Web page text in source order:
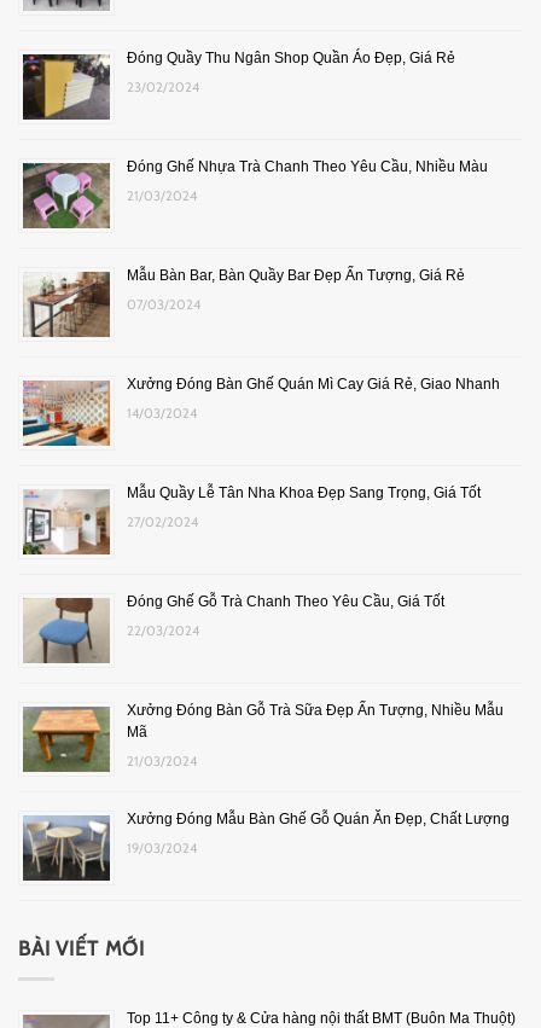
Đóng Quầy Thu Ngân Shop Quần Áo Đẹp, Giá Rẻ
23/02/2024
Đóng Ghế Nhựa Trà Chanh Theo Yêu Cầu, Nhiều Màu
21/03/2024
Mẫu Bàn Bar, Bàn Quầy Bar Đẹp Ấn Tượng, Giá Rẻ
07/03/2024
Xưởng Đóng Bàn Ghế Quán Mì Cay Giá Rẻ, Giao Nhanh
14/03/2024
Mẫu Quầy Lễ Tân Nha Khoa Đẹp Sang Trọng, Giá Tốt
27/02/2024
Đóng Ghế Gỗ Trà Chanh Theo Yêu Cầu, Giá Tốt
22/03/2024
Xưởng Đóng Bàn Gỗ Trà Sữa Đẹp Ấn Tượng, Nhiều Mẫu
Mã
21/03/2024
Xưởng Đóng Mẫu Bàn Ghế Gỗ Quán Ăn Đẹp, Chất Lượng
19/03/2024
BÀI VIẾT MỚI
Top 11+ Công ty & Cửa hàng nội thất BMT (Buôn Ma Thuột)